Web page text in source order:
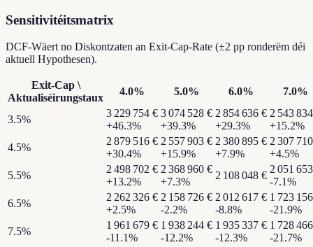
Sensitivitéitsmatrix
DCF-Wäert no Diskontzaten an Exit-Cap-Rate (±2 pp ronderëm déi
aktuell Hypothesen).
Exit-Cap\
Aktualiséirungstaux
4.0% 5.0% 6.0% 7.0%
3.5%
3 229 754 €
+46.3%
3 074 528 €
+39.3%
2 854 636 €
+29.3%
2 543
+15.2%
4.5%
2 879 516 €
+30.4%
2 557 903 €
+15.9%
2 380 895 €
+7.9%
2 307
+4.5%
5.5%
2 498 702 €
+13.2%
2 368 960 €
+7.3%
2 108 048 €
2 051
-7.1%
6.5%
2 262 326 €
+2.5%
2 158 726 €
-2.2%
2 012 617 €
-8.8%
1 723
-21.9%
7.5%
1 961 679 €
-11.1%
1 938 244 €
-12.2%
1 935 337 €
-12.3%
1 728
-21.7%